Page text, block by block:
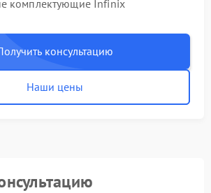
комплектующие Infinix
консультацию
Наши цены